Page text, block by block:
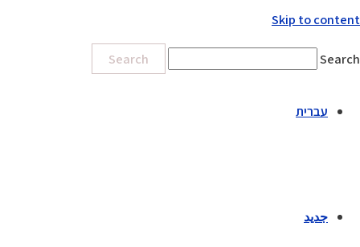
Skip to content
Search
Search
עברית
جديد